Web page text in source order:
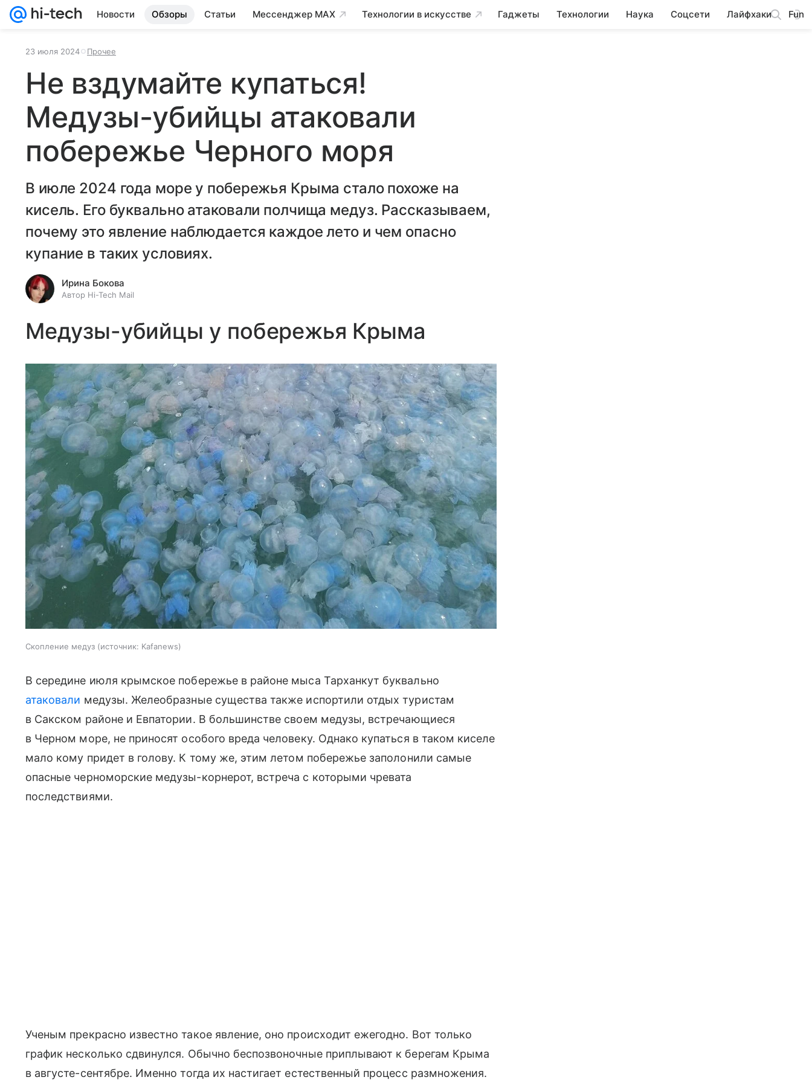
Новости Обзоры Статьи Мессенджер MAX Технологии в искусстве Гаджеты Технологии Наука Соцсети Лайфхаки Fun
23 июля 2024 Прочее
Не вздумайте купаться!
Медузы-убийцы атаковали
побережье Черного моря
В июле 2024 года море у побережья Крыма стало похоже на
кисель. Его буквально атаковали полчища медуз. Рассказываем,
почему это явление наблюдается каждое лето и чем опасно
купание в таких условиях.
Ирина Бокова
Автор Hi-Tech Mail
Медузы-убийцы у побережья Крыма
Скопление медуз источник: Kafanews
В середине июля крымское побережье в районе мыса Тарханкут буквально
атаковали медузы. Желеобразные существа также испортили отдых туристам
в Сакском районе и Евпатории. В большинстве своем медузы, встречающиеся
в Черном море, не приносят особого вреда человеку. Однако купаться в таком киселе
мало кому придет в голову. К тому же, этим летом побережье заполонили самые
опасные черноморские медузы-корнерот, встреча с которыми чревата
последствиями.
Ученым прекрасно известно такое явление, оно происходит ежегодно. Вот только
график несколько сдвинулся. Обычно беспозвоночные приплывают к берегам Крыма
в августе-сентябре. Именно тогда их настигает естественный процесс размножения.